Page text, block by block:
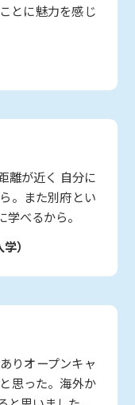
とに魅力を感じ
離が近く 自分に
。また別府とい
べるから。
）
りオープンキャ
思った。海外か